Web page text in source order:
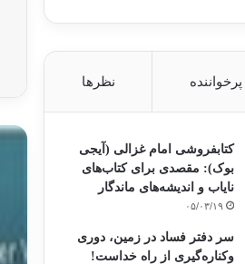
پرخواننده نظرها
کتابفروشی امام غزالی (آیجی
بوک): مقصدی برای کتاب‌های
نایاب و اندیشه‌های ماندگار
۰۵/۰۳/۱۹
سر دفتر فساد در زمین‌، دوری
وکناره‌گیری از راه خداست‌!